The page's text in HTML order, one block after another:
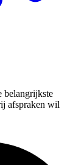
belangrijkste
afspraken wil